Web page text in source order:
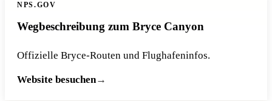
NPS.GOV
Wegbeschreibung zum Bryce Canyon
Offizielle Bryce-Routen und Flughafeninfos.
Website besuchen